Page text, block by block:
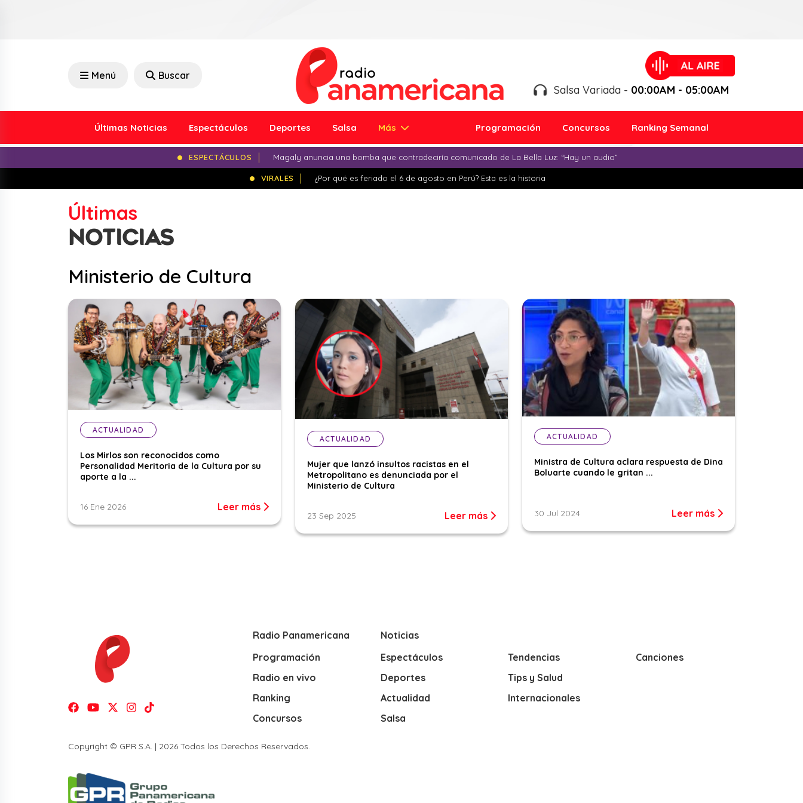
Menú Buscar
Salsa Variada - 00:00AM - 05:00AM
Últimas Noticias Espectáculos Deportes Salsa Más Programación Concursos Ranking Semanal
ESPECTÁCULOS Magaly anuncia una bomba que contradeciría comunicado de La Bella Luz: “Hay un audio”
VIRALES ¿Por qué es feriado el 6 de agosto en Perú? Esta es la historia
Últimas
NOTICIAS
Ministerio de Cultura
ACTUALIDAD
Los Mirlos son reconocidos como
Personalidad Meritoria de la Cultura por su
aporte a la ...
16 Ene 2026 Leer más
ACTUALIDAD
Mujer que lanzó insultos racistas en el
Metropolitano es denunciada por el
Ministerio de Cultura
23 Sep 2025 Leer más
ACTUALIDAD
Ministra de Cultura aclara respuesta de Dina
Boluarte cuando le gritan ...
30 Jul 2024 Leer más
Radio Panamericana
Programación
Radio en vivo
Ranking
Concursos
Noticias
Espectáculos
Deportes
Actualidad
Salsa
Tendencias
Tips y Salud
Internacionales
Canciones
Copyright © GPR S.A. | 2026 Todos los Derechos Reservados.